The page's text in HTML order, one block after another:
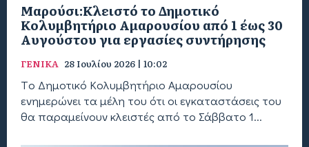
Μαρούσι:Κλειστό το Δημοτικό
Κολυμβητήριο Αμαρουσίου από 1 έως 30
Αυγούστου για εργασίες συντήρησης
ΓΕΝΙΚΑ 28 Ιουλίου 2026 | 10:02
Tο Δημοτικό Κολυμβητήριο Αμαρουσίου
ενημερώνει τα μέλη του ότι οι εγκαταστάσεις του
θα παραμείνουν κλειστές από το Σάββατο 1...